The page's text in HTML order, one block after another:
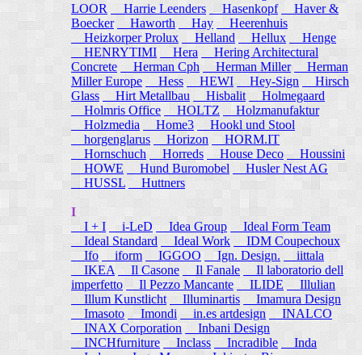
LOOR
Harrie Leenders Hasenkopf
Haver &
Boecker
Haworth Hay
Heerenhuis
Heizkorper Prolux
Helland Hellux
Henge
HENRYTIMI
Hera
Hering Architectural
Concrete
Herman Cph Herman Miller
Herman
Miller Europe
Hess HEWI Hey-Sign
Hirsch
Glass
Hirt Metallbau Hisbalit
Holmegaard
Holmris Office
HOLTZ
Holzmanufaktur
Holzmedia
Home3
Hookl und Stool
horgenglarus
Horizon
HORM.IT
Hornschuch
Horreds House Deco
Houssini
HOWE
Hund Buromobel
Husler Nest AG
HUSSL
Huttners
I
I + I
i-LeD Idea Group
Ideal Form Team
Ideal Standard
Ideal Work
IDM Coupechoux
Ifo
iform IGGOO Ign. Design.
iittala
IKEA
Il Casone Il Fanale
Il laboratorio dell
imperfetto
Il Pezzo Mancante ILIDE
Illulian
Illum Kunstlicht
Illuminartis
Imamura Design
Imasoto
Imondi in.es artdesign
INALCO
INAX Corporation
Inbani Design
INCHfurniture
Inclass Incradible
Inda